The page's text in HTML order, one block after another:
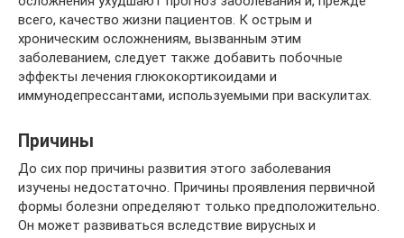
всего, качество жизни пациентов. К острым и
хроническим осложнениям, вызванным этим
заболеванием, следует также добавить побочные
эффекты лечения глюкокортикоидами и
иммунодепрессантами, используемыми при васкулитах.
Причины
До сих пор причины развития этого заболевания
изучены недостаточно. Причины проявления первичной
формы болезни определяют только предположительно.
Он может развиваться вследствие вирусных и